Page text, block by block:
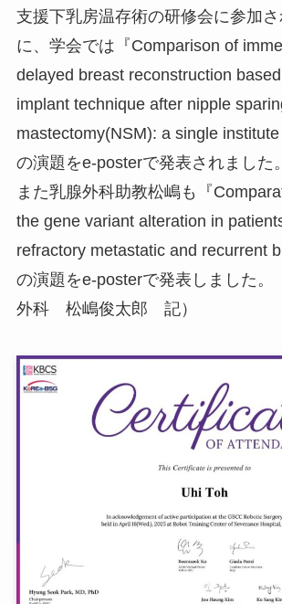
支援下乳房温存術の研修会に参加さ
に、学会では『Comparison of
delayed breast reconstruction
implant technique after nipple
mastectomy(NSM): a single institute
の演題をe-posterで発表されました。
また乳腺外科助教松嶋も『
the gene variant alteration in
refractory metastatic and recurrent
の演題をe-posterで発表しました。
外科 松嶋俊太郎 記）